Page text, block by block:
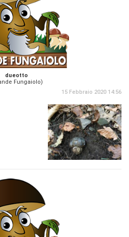
dueotto
Fungaiolo)
15 Febbraio 2020 14:56